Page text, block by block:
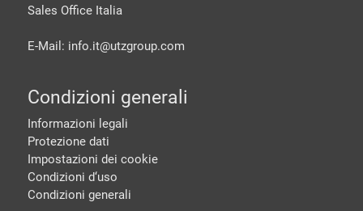
Sales Office Italia
E-Mail: info.it@utzgroup.com
Condizioni generali
Informazioni legali
Protezione dati
Impostazioni dei cookie
Condizioni d‘uso
Condizioni generali